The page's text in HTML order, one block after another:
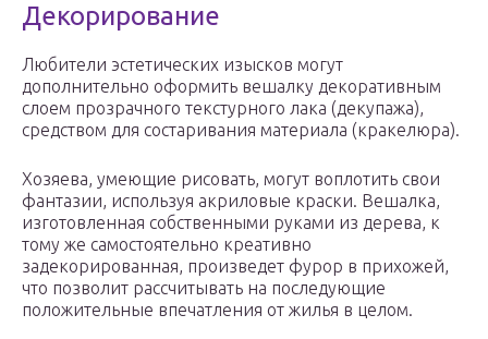
Декорирование
Любители эстетических изысков могут
дополнительно оформить вешалку декоративным
слоем прозрачного текстурного лака (декупажа),
средством для состаривания материала (кракелюра).
Хозяева, умеющие рисовать, могут воплотить свои
фантазии, используя акриловые краски. Вешалка,
изготовленная собственными руками из дерева, к
тому же самостоятельно креативно
задекорированная, произведет фурор в прихожей,
что позволит рассчитывать на последующие
положительные впечатления от жилья в целом.